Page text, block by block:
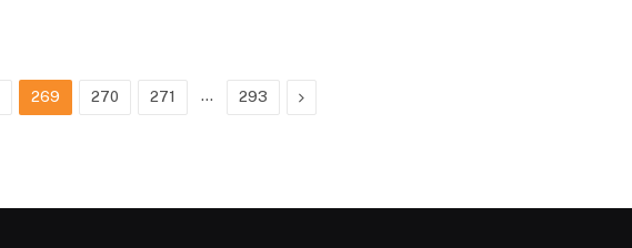
269 270 271 … 293 Next